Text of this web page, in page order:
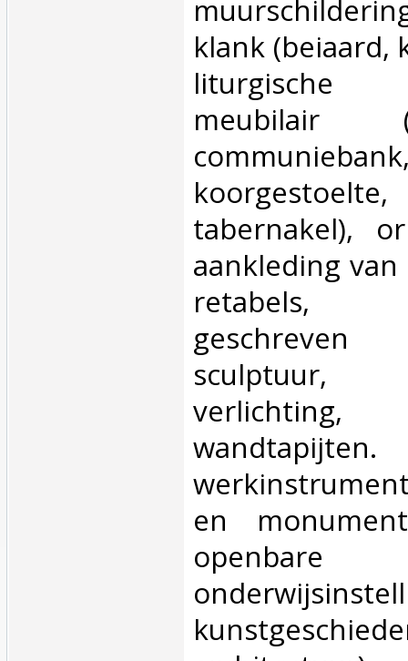
klank (beiaard,
meubilair
tabernakel),
aankleding
retabels,
geschreven
sculptuur,
verlichting,
en
openbare